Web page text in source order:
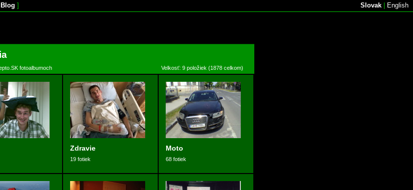
Blog ] Slovak English
fotoalbumoch Velkosť: 9 položiek (1878 celkom)
Zdravie
19 fotiek
Moto
68 fotiek